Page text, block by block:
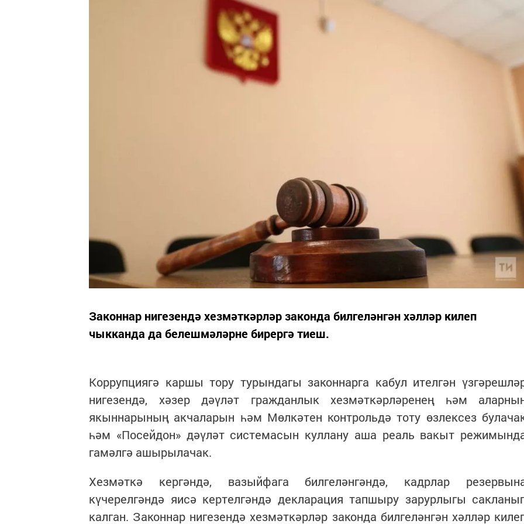
Законнар нигезендә хезмәткәрләр законда билгеләнгән хәлләр килеп
чыкканда да белешмәләрне бирергә тиеш.
Коррупциягә каршы тору турындагы законнарга кабул ителгән
нигезендә, хәзер дәүләт гражданлык хезмәткәрләренең һәм
якыннарының акчаларын һәм Мөлкәтен контрольдә тоту өзлексез
һәм «Посейдон» дәүләт системасын куллану аша реаль вакыт
гамәлгә ашырылачак.
Хезмәткә кергәндә, вазыйфага билгеләнгәндә, кадрлар
күчерелгәндә яисә кертелгәндә декларация тапшыру зарурлыгы
калган. Законнар нигезендә хезмәткәрләр законда билгеләнгән хәлләр